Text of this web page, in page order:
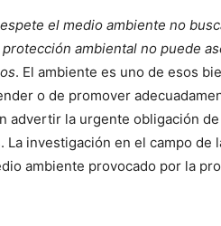
el medio ambiente no
ambiental no puede
. El ambiente es uno de esos
o de promover
advertir la urgente obligación
La investigación en el campo
ambiente provocado por la